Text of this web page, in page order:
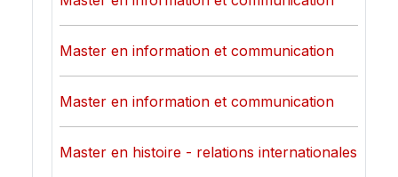
Master en information et communication
Master en information et communication
Master en histoire - relations internationales